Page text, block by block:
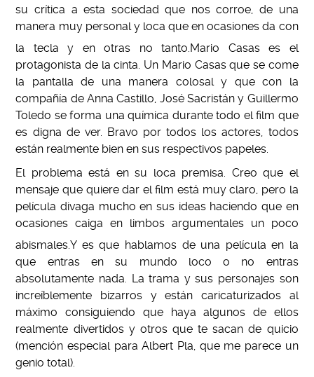
su crítica a esta sociedad que nos corroe, de una
manera muy personal y loca que en ocasiones da con
la tecla y en otras no tanto.Mario Casas es el
protagonista de la cinta. Un Mario Casas que se come
la pantalla de una manera colosal y que con la
compañía de Anna Castillo, José Sacristán y Guillermo
Toledo se forma una química durante todo el film que
es digna de ver. Bravo por todos los actores, todos
están realmente bien en sus respectivos papeles.
El problema está en su loca premisa. Creo que el
mensaje que quiere dar el film está muy claro, pero la
película divaga mucho en sus ideas haciendo que en
ocasiones caiga en limbos argumentales un poco
abismales.Y es que hablamos de una película en la
que entras en su mundo loco o no entras
absolutamente nada. La trama y sus personajes son
increíblemente bizarros y están caricaturizados al
máximo consiguiendo que haya algunos de ellos
realmente divertidos y otros que te sacan de quicio
(mención especial para Albert Pla, que me parece un
genio total).